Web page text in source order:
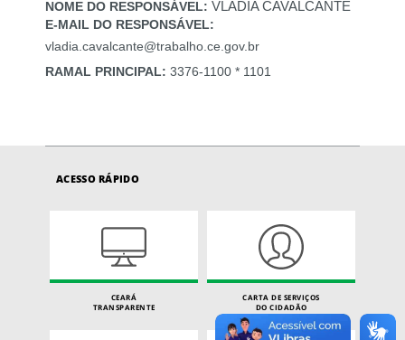
NOME DO RESPONSÁVEL: VLÁDIA CAVALCANTE
E-MAIL DO RESPONSÁVEL:
vladia.cavalcante@trabalho.ce.gov.br
RAMAL PRINCIPAL: 3376-1100 * 1101
ACESSO RÁPIDO
CEARÁ
TRANSPARENTE
CARTA DE SERVIÇOS
DO CIDADÃO